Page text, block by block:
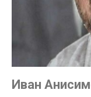
Иван